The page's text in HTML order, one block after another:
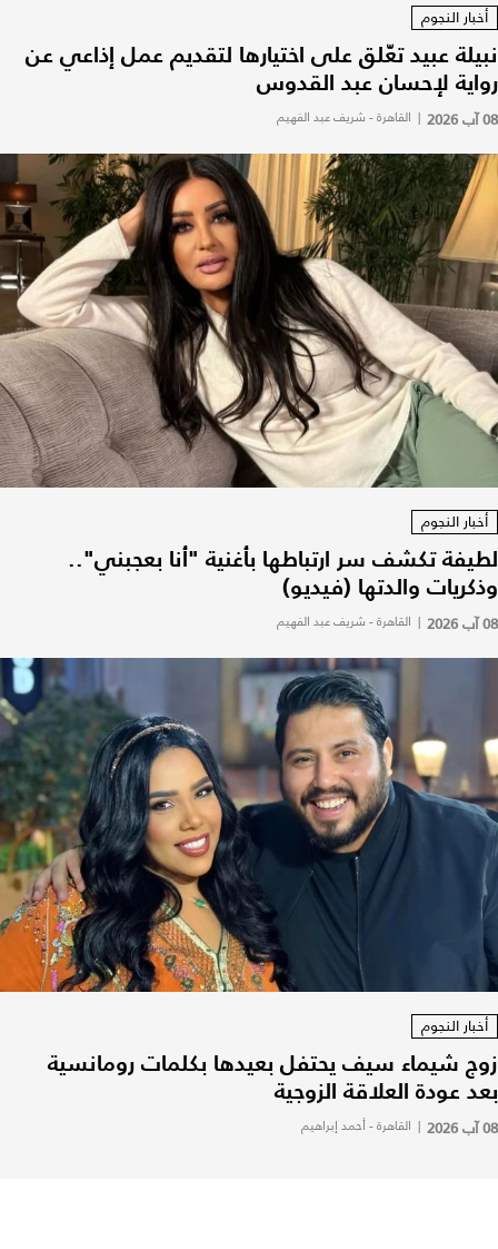
أخبار النجوم
نبيلة عبيد تعّلق على اختيارها لتقديم عمل إذاعي عن
رواية لإحسان عبد القدوس
08 آب 2026 | القاهرة - شريف عبد الفهيم
أخبار النجوم
لطيفة تكشف سر ارتباطها بأغنية "أنا بعجبني"..
وذكريات والدتها (فيديو)
08 آب 2026 | القاهرة - شريف عبد الفهيم
أخبار النجوم
زوج شيماء سيف يحتفل بعيدها بكلمات رومانسية
بعد عودة العلاقة الزوجية
08 آب 2026 | القاهرة - أحمد إبراهيم